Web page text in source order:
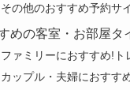
その他のおすすめ予約サ
めの客室・お部屋タ
ファミリーにおすすめ!ト
カップル・夫婦におすす